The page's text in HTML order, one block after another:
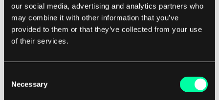
our social media, advertising and analytics partners who
may combine it with other information that you’ve
provided to them or that they’ve collected from your use
of their services.
Selection
Necessary
Tilgjengelig på iOS og Android.